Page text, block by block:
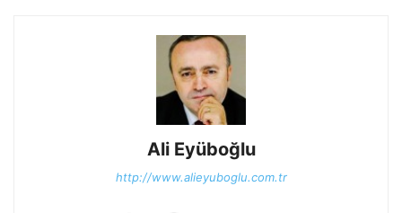
Ali Eyüboğlu
http://www.alieyuboglu.com.tr